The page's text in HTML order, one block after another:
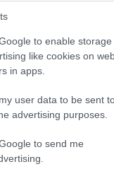
to enable storage
like cookies on
in apps.
user data to be sent
advertising purposes.
to send me
hogy meddig jár a
hely a Balaton